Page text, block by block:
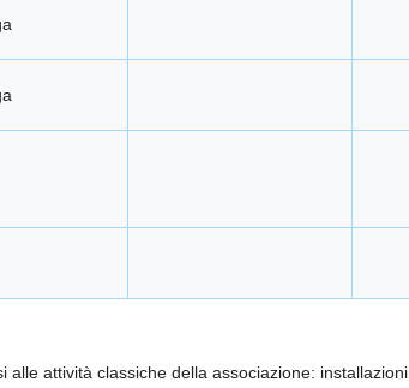
attività classiche della associazione: installazioni,